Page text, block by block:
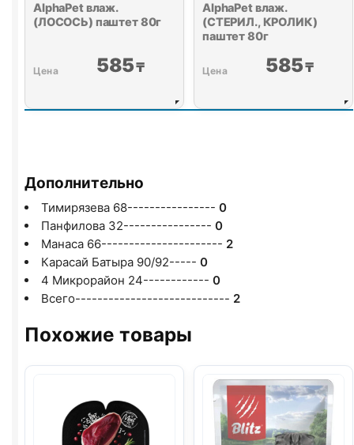
AlphaPet влаж.
(ЛОСОСЬ) паштет 80г
585₸
AlphaPet влаж.
(СТЕРИЛ., КРОЛИК)
паштет 80г
585₸
Дополнительно
Тимирязева 68---------------- 0
Панфилова 32---------------- 0
Манаса 66---------------------- 2
Карасай Батыра 90/92----- 0
4 Микрорайон 24------------ 0
Всего---------------------------- 2
Похожие товары